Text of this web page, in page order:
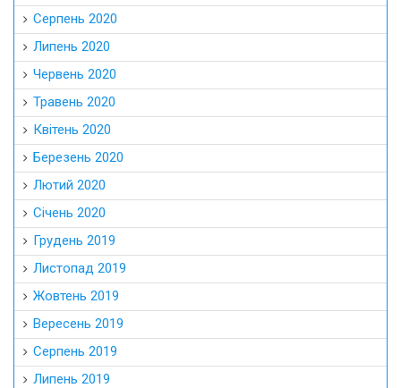
Серпень 2020
Липень 2020
Червень 2020
Травень 2020
Квітень 2020
Березень 2020
Лютий 2020
Січень 2020
Грудень 2019
Листопад 2019
Жовтень 2019
Вересень 2019
Серпень 2019
Липень 2019